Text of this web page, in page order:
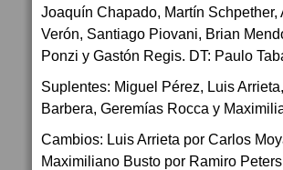
Joaquín Chapado, Martín
Verón, Santiago Piovani, Brian
Ponzi y Gastón Regis. DT: Paulo
Suplentes: Miguel Pérez, Luis
Barbera, Geremías Rocca y
Cambios: Luis Arrieta por Carlos
Maximiliano Busto por Ramiro